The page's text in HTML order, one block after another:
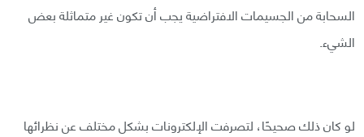
السحابة من الجسيمات الافتراضية يجب أن تكون غير متماثلة بعض
الشيء.
لو كان ذلك صحيحًا، لتصرفت الإلكترونات بشكل مختلف عن نظرائها